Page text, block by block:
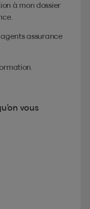
à mon dossier
agents assurance
vous